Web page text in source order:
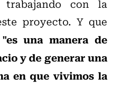
con la
proyecto. Y que
"es una manera de
y de generar una
en que vivimos la